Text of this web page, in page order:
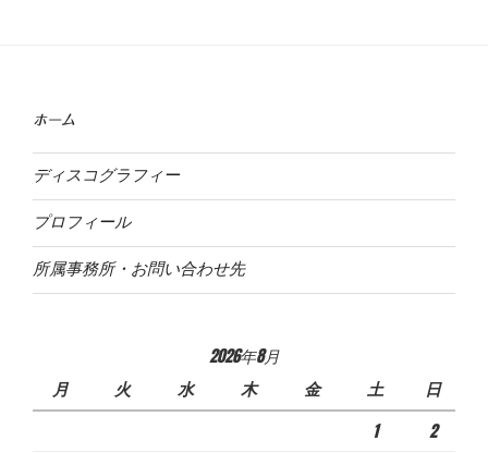
ホーム
ディスコグラフィー
プロフィール
所属事務所・お問い合わせ先
2026年8月
月
火 水 木 金 土
日
1
2